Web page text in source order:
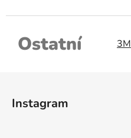
Ostatní 3M
Instagram